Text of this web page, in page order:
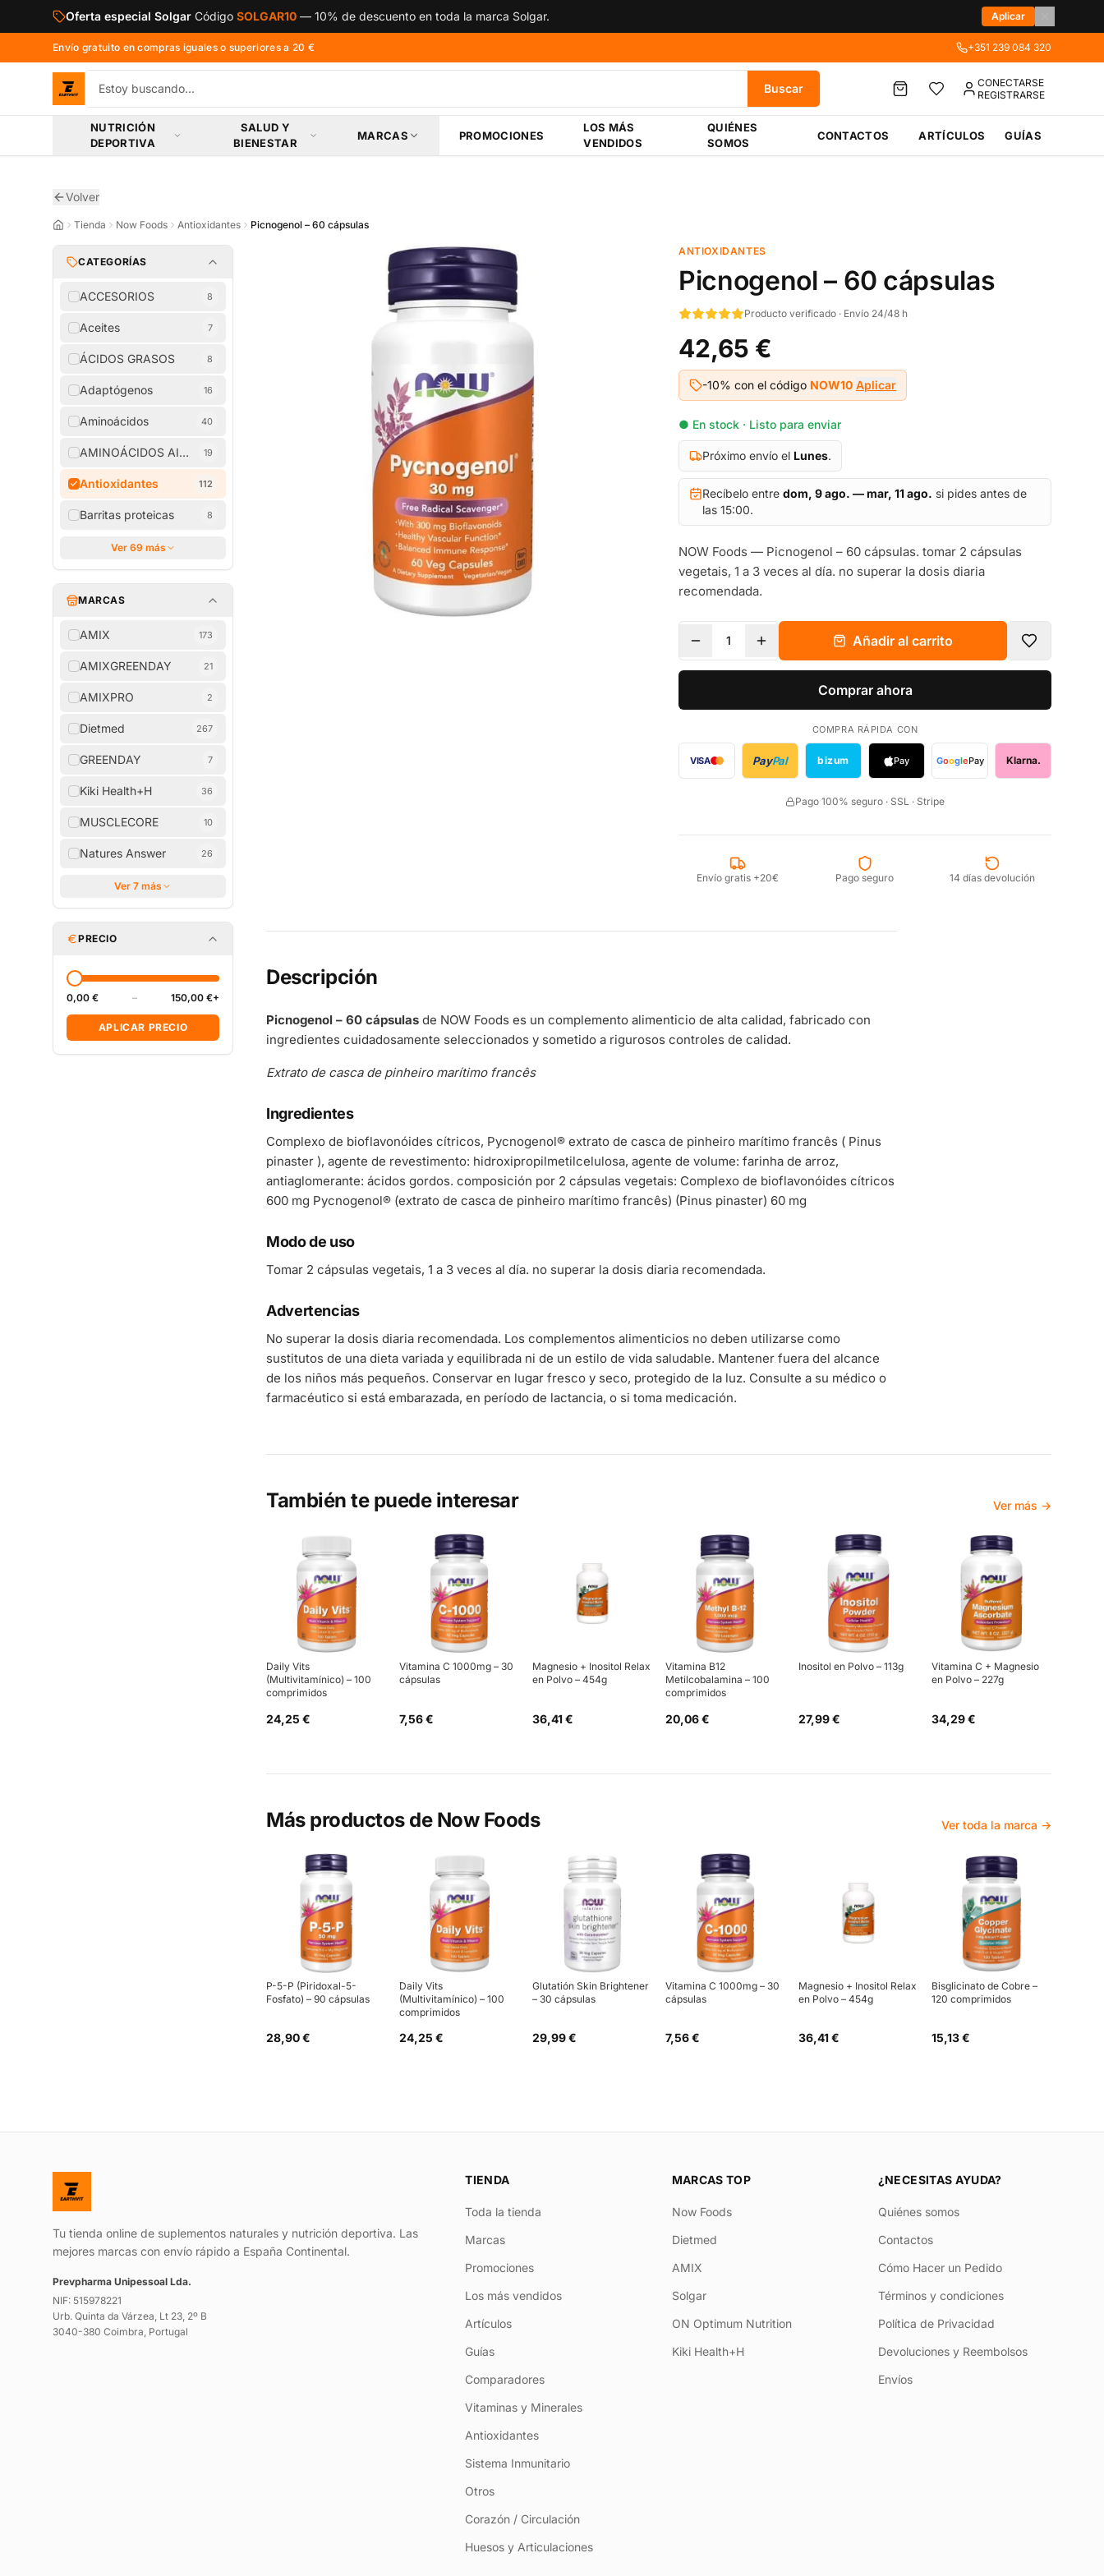
Saltar al contenido principal
Oferta especial Solgar Código SOLGAR10 — 10% de descuento en toda la marca Solgar. Aplicar
Envío gratuito en compras iguales o superiores a 20 € +351 239 084 320
Buscar
CONECTARSE
REGISTRARSE
NUTRICIÓN
DEPORTIVA
SALUD Y
BIENESTAR
MARCAS PROMOCIONES
LOS MÁS
VENDIDOS
QUIÉNES
SOMOS
CONTACTOS ARTÍCULOS GUÍAS
Volver
Tienda Now Foods Antioxidantes Picnogenol – 60 cápsulas
CATEGORÍAS
ACCESORIOS 8
Aceites 7
ÁCIDOS GRASOS 8
Adaptógenos 16
Aminoácidos 40
AMINOÁCIDOS AISLADOS
19
Antioxidantes 112
Barritas proteicas 8
Ver 69 más
MARCAS
AMIX 173
AMIXGREENDAY 21
AMIXPRO 2
Dietmed 267
GREENDAY 7
Kiki Health+H 36
MUSCLECORE 10
Natures Answer 26
Ver 7 más
PRECIO
0,00 € – 150,00 €+
APLICAR PRECIO
ANTIOXIDANTES
Picnogenol – 60 cápsulas
Producto verificado · Envío 24/48 h
42,65 €
-10% con el código NOW10 Aplicar
● En stock · Listo para enviar
Próximo envío el Lunes.
Recíbelo entre dom, 9 ago. — mar, 11 ago. si pides antes de
las 15:00.
NOW Foods — Picnogenol – 60 cápsulas. tomar 2 cápsulas
vegetais, 1 a 3 veces al día. no superar la dosis diaria
recomendada.
1 Añadir al carrito
Comprar ahora
COMPRA RÁPIDA CON
VISA PayPal bizum Pay GooglePay Klarna.
Pago 100% seguro · SSL · Stripe
Envío gratis +20€ Pago seguro 14 días devolución
Descripción
Picnogenol – 60 cápsulas de NOW Foods es un complemento alimenticio de alta calidad, fabricado con
ingredientes cuidadosamente seleccionados y sometido a rigurosos controles de calidad.
Extrato de casca de pinheiro marítimo francês
Ingredientes
Complexo de bioflavonóides cítricos, Pycnogenol® extrato de casca de pinheiro marítimo francês ( Pinus
pinaster ), agente de revestimento: hidroxipropilmetilcelulosa, agente de volume: farinha de arroz,
antiaglomerante: ácidos gordos. composición por 2 cápsulas vegetais: Complexo de bioflavonóides cítricos
600 mg Pycnogenol® (extrato de casca de pinheiro marítimo francês) (Pinus pinaster) 60 mg
Modo de uso
Tomar 2 cápsulas vegetais, 1 a 3 veces al día. no superar la dosis diaria recomendada.
Advertencias
No superar la dosis diaria recomendada. Los complementos alimenticios no deben utilizarse como
sustitutos de una dieta variada y equilibrada ni de un estilo de vida saludable. Mantener fuera del alcance
de los niños más pequeños. Conservar en lugar fresco y seco, protegido de la luz. Consulte a su médico o
farmacéutico si está embarazada, en período de lactancia, o si toma medicación.
También te puede interesar Ver más →
Daily Vits
(Multivitamínico) – 100
comprimidos
24,25 €
Vitamina C 1000mg – 30
cápsulas
7,56 €
Magnesio + Inositol Relax
en Polvo – 454g
36,41 €
Vitamina B12
Metilcobalamina – 100
comprimidos
20,06 €
Inositol en Polvo – 113g
27,99 €
Vitamina C + Magnesio
en Polvo – 227g
34,29 €
Más productos de Now Foods Ver toda la marca →
P-5-P (Piridoxal-5-
Fosfato) – 90 cápsulas
28,90 €
Daily Vits
(Multivitamínico) – 100
comprimidos
24,25 €
Glutatión Skin Brightener
– 30 cápsulas
29,99 €
Vitamina C 1000mg – 30
cápsulas
7,56 €
Magnesio + Inositol Relax
en Polvo – 454g
36,41 €
Bisglicinato de Cobre –
120 comprimidos
15,13 €
Tu tienda online de suplementos naturales y nutrición deportiva. Las
mejores marcas con envío rápido a España Continental.
Prevpharma Unipessoal Lda.
NIF: 515978221
Urb. Quinta da Várzea, Lt 23, 2º B
3040-380 Coimbra, Portugal
TIENDA
Toda la tienda
Marcas
Promociones
Los más vendidos
Artículos
Guías
Comparadores
Vitaminas y Minerales
Antioxidantes
Sistema Inmunitario
Otros
Corazón / Circulación
Huesos y Articulaciones
MARCAS TOP
Now Foods
Dietmed
AMIX
Solgar
ON Optimum Nutrition
Kiki Health+H
¿NECESITAS AYUDA?
Quiénes somos
Contactos
Cómo Hacer un Pedido
Términos y condiciones
Política de Privacidad
Devoluciones y Reembolsos
Envíos